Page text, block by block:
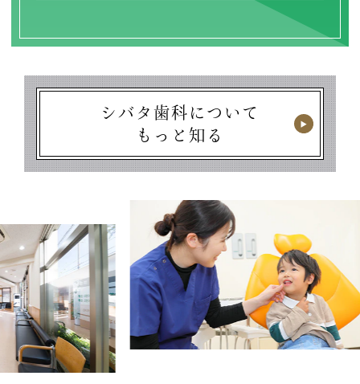
シバタ歯科について
もっと知る